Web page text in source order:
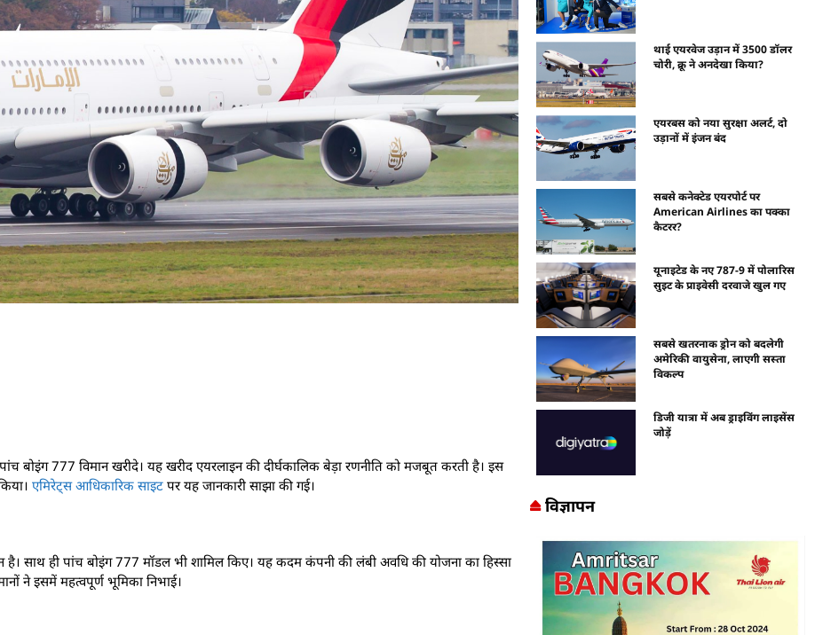
बोइंग 777 विमान खरीदे। यह खरीद एयरलाइन की दीर्घकालिक बेड़ा रणनीति को मजबूत करती है। इस
एमिरेट्स आधिकारिक साइट पर यह जानकारी साझा की गई।
साथ ही पांच बोइंग 777 मॉडल भी शामिल किए। यह कदम कंपनी की लंबी अवधि की योजना का हिस्सा
ने इसमें महत्वपूर्ण भूमिका निभाई।
थाई एयरवेज उड़ान में 3500 डॉलर
चोरी, क्रू ने अनदेखा किया?
एयरबस को नया सुरक्षा अलर्ट, दो
उड़ानों में इंजन बंद
सबसे कनेक्टेड एयरपोर्ट पर
American Airlines का पक्का
कैटरर?
यूनाइटेड के नए 787-9 में पोलारिस
सुइट के प्राइवेसी दरवाजे खुल गए
सबसे खतरनाक ड्रोन को बदलेगी
अमेरिकी वायुसेना, लाएगी सस्ता
विकल्प
डिजी यात्रा में अब ड्राइविंग लाइसेंस
जोड़ें
विज्ञापन